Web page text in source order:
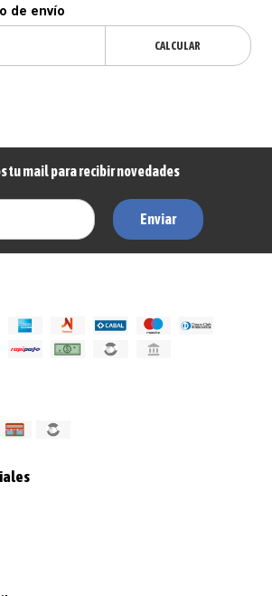
de envío
CALCULAR
tu mail para recibir novedades
Enviar